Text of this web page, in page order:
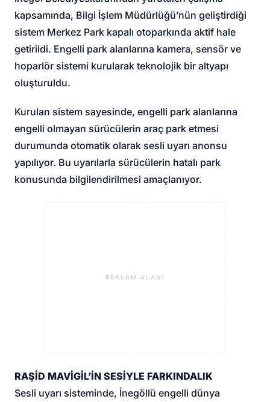
kapsamında, Bilgi İşlem Müdürlüğü’nün geliştirdiği
sistem Merkez Park kapalı otoparkında aktif hale
getirildi. Engelli park alanlarına kamera, sensör ve
hoparlör sistemi kurularak teknolojik bir altyapı
oluşturuldu.
Kurulan sistem sayesinde, engelli park alanlarına
engelli olmayan sürücülerin araç park etmesi
durumunda otomatik olarak sesli uyarı anonsu
yapılıyor. Bu uyarılarla sürücülerin hatalı park
konusunda bilgilendirilmesi amaçlanıyor.
REKLAM ALANI
RAŞİD MAVİGİL’İN SESİYLE FARKINDALIK
Sesli uyarı sisteminde, İnegöllü engelli dünya